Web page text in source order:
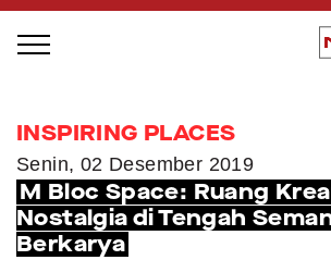
LOCAL GREATNESS
INSPIRING PEOPLE
INSPIRING PRODUCTS
INSPIRING PLACES
Senin, 02 Desember 2019
M Bloc Space: Ruang
Nostalgia di Tengah
Berkarya